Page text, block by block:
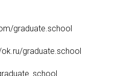
graduate.school
graduate.school